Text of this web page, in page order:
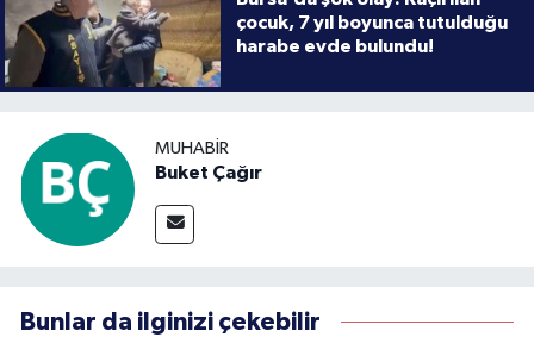
çocuk, 7 yıl boyunca tutulduğu
harabe evde bulundu!
MUHABIR
Buket Çağır
Bunlar da ilginizi çekebilir